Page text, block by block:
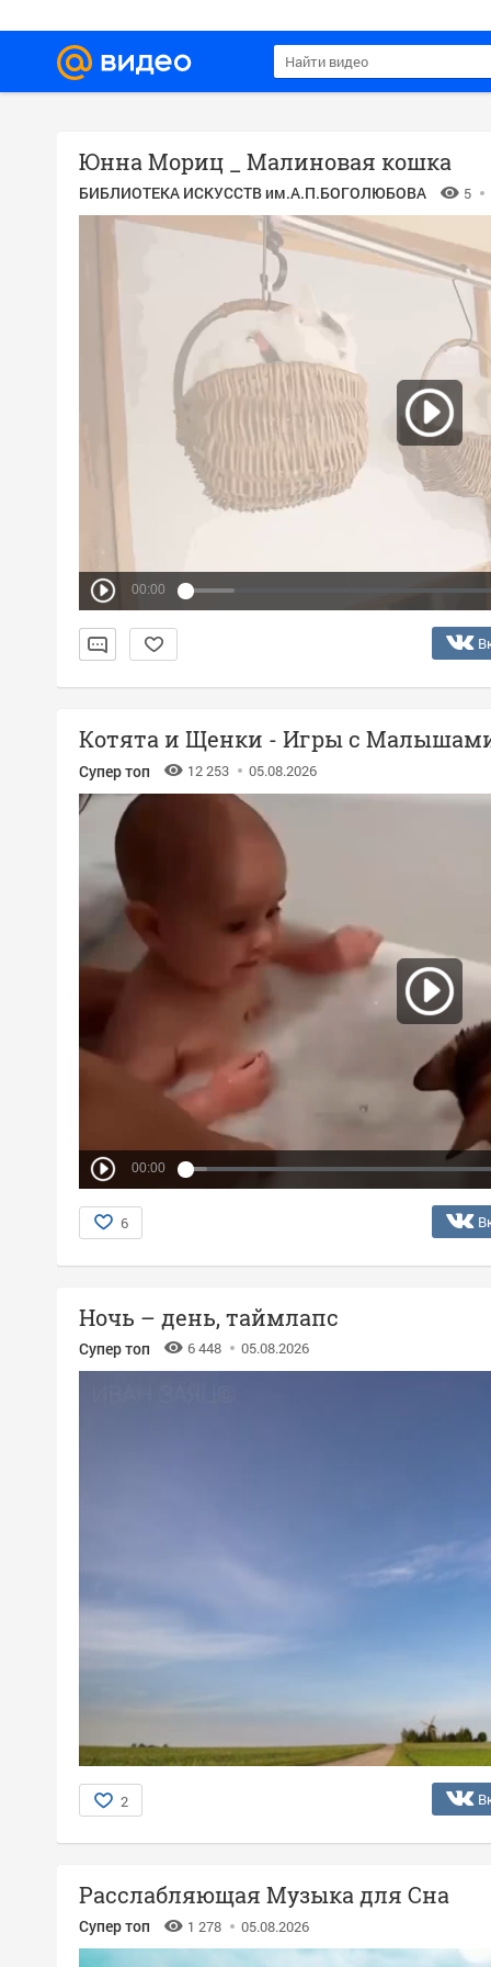
Юнна Мориц _ Малиновая кошка
БИБЛИОТЕКА ИСКУССТВ им.А.П.БОГОЛЮБОВА 5
00:00
Котята и Щенки - Игры с
Супер топ 12 253 05.08.2026
00:00
6
Ночь – день, таймлапс
Супер топ 6 448 05.08.2026
2
Расслабляющая Музыка для Сна
Супер топ 1 278 05.08.2026